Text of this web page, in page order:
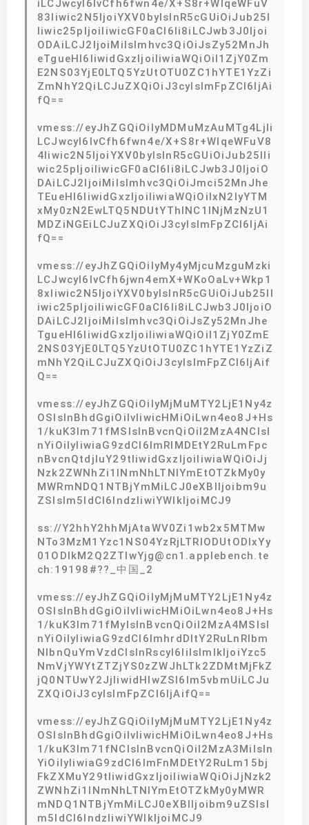
iLCJwcyI6IvCfh6fwn4e/X+S8r+WIqeWFuV
83Iiwic2N5IjoiYXV0byIsInR5cGUiOiJub25l
Iiwic25pIjoiIiwicGF0aCI6Ii8iLCJwb3J0Ijoi
ODAiLCJ2IjoiMiIsImhvc3QiOiJsZy52MnJh
eTgueHl6IiwidGxzIjoiIiwiaWQiOiI1ZjY0Zm
E2NS03YjE0LTQ5YzUtOTU0ZC1hYTE1YzZi
ZmNhY2QiLCJuZXQiOiJ3cyIsImFpZCI6IjAi
fQ==
vmess://eyJhZGQiOiIyMDMuMzAuMTg4LjIi
LCJwcyI6IvCfh6fwn4e/X+S8r+WIqeWFuV8
4Iiwic2N5IjoiYXV0byIsInR5cGUiOiJub25lIi
wic25pIjoiIiwicGF0aCI6Ii8iLCJwb3J0IjoiO
DAiLCJ2IjoiMiIsImhvc3QiOiJmci52MnJhe
TEueHl6IiwidGxzIjoiIiwiaWQiOiIxN2IyYTM
xMy0zN2EwLTQ5NDUtYThlNC1lNjMzNzU1
MDZiNGEiLCJuZXQiOiJ3cyIsImFpZCI6IjAi
fQ==
vmess://eyJhZGQiOiIyMy4yMjcuMzguMzki
LCJwcyI6IvCfh6jwn4emX+WKoOaLv+Wkp1
8xIiwic2N5IjoiYXV0byIsInR5cGUiOiJub25lI
iwic25pIjoiIiwicGF0aCI6Ii8iLCJwb3J0IjoiO
DAiLCJ2IjoiMiIsImhvc3QiOiJsZy52MnJhe
TgueHl6IiwidGxzIjoiIiwiaWQiOiI1ZjY0ZmE
2NS03YjE0LTQ5YzUtOTU0ZC1hYTE1YzZiZ
mNhY2QiLCJuZXQiOiJ3cyIsImFpZCI6IjAif
Q==
vmess://eyJhZGQiOiIyMjMuMTY2LjE1Ny4z
OSIsInBhdGgiOiIvIiwicHMiOiLwn4eo8J+Hs
1/kuK3lm71fMSIsInBvcnQiOiI2MzA4NCIsI
nYiOiIyIiwiaG9zdCI6ImRlMDEtY2RuLmFpc
nBvcnQtdjIuY29tIiwidGxzIjoiIiwiaWQiOiJj
Nzk2ZWNhZi1lNmNhLTNlYmEtOTZkMy0y
MWRmNDQ1NTBjYmMiLCJ0eXBlIjoibm9u
ZSIsIm5ldCI6IndzIiwiYWlkIjoiMCJ9
ss://Y2hhY2hhMjAtaWV0Zi1wb2x5MTMw
NTo3MzM1Yzc1NS04YzRjLTRlODUtODIxYy
01ODlkM2Q2ZTIwYjg@cn1.applebench.te
ch:19198#??_中国_2
vmess://eyJhZGQiOiIyMjMuMTY2LjE1Ny4z
OSIsInBhdGgiOiIvIiwicHMiOiLwn4eo8J+Hs
1/kuK3lm71fMyIsInBvcnQiOiI2MzA4MSIsI
nYiOiIyIiwiaG9zdCI6ImhrdDItY2RuLnRlbm
NlbnQuYmVzdCIsInRscyI6IiIsImlkIjoiYzc5
NmVjYWYtZTZjYS0zZWJhLTk2ZDMtMjFkZ
jQ0NTUwY2JjIiwidHlwZSI6Im5vbmUiLCJu
ZXQiOiJ3cyIsImFpZCI6IjAifQ==
vmess://eyJhZGQiOiIyMjMuMTY2LjE1Ny4z
OSIsInBhdGgiOiIvIiwicHMiOiLwn4eo8J+Hs
1/kuK3lm71fNCIsInBvcnQiOiI2MzA3MiIsIn
YiOiIyIiwiaG9zdCI6ImFnMDEtY2RuLm15bj
FkZXMuY29tIiwidGxzIjoiIiwiaWQiOiJjNzk2
ZWNhZi1lNmNhLTNlYmEtOTZkMy0yMWR
mNDQ1NTBjYmMiLCJ0eXBlIjoibm9uZSIsI
m5ldCI6IndzIiwiYWlkIjoiMCJ9